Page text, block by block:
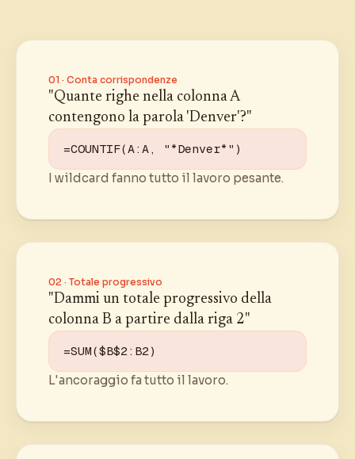
01 · Conta corrispondenze
"Quante righe nella colonna A
contengono la parola 'Denver'?"
=COUNTIF(A:A, "*Denver*")
I wildcard fanno tutto il lavoro pesante.
02 · Totale progressivo
"Dammi un totale progressivo della
colonna B a partire dalla riga 2"
=SUM($B$2:B2)
L'ancoraggio fa tutto il lavoro.